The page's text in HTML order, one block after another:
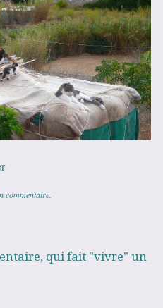
commentaire
qui fait "vivre" un